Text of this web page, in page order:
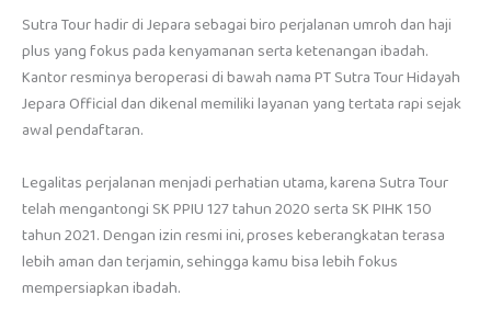
Sutra Tour hadir di Jepara sebagai biro perjalanan umroh dan haji
plus yang fokus pada kenyamanan serta ketenangan ibadah.
Kantor resminya beroperasi di bawah nama PT Sutra Tour Hidayah
Jepara Official dan dikenal memiliki layanan yang tertata rapi sejak
awal pendaftaran.
Legalitas perjalanan menjadi perhatian utama, karena Sutra Tour
telah mengantongi SK PPIU 127 tahun 2020 serta SK PIHK 150
tahun 2021. Dengan izin resmi ini, proses keberangkatan terasa
lebih aman dan terjamin, sehingga kamu bisa lebih fokus
mempersiapkan ibadah.